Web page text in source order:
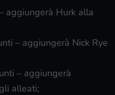
aggiungerà Hurk alla
– aggiungerà Nick Rye
– aggiungerà
alleati;